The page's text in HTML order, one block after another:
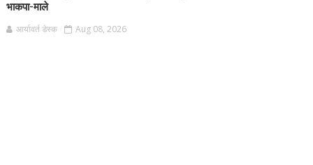
भाकपा-माले
आर्यावर्त डेस्क Aug 08, 2026